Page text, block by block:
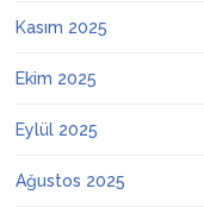
Kasım 2025
Ekim 2025
Eylül 2025
Ağustos 2025